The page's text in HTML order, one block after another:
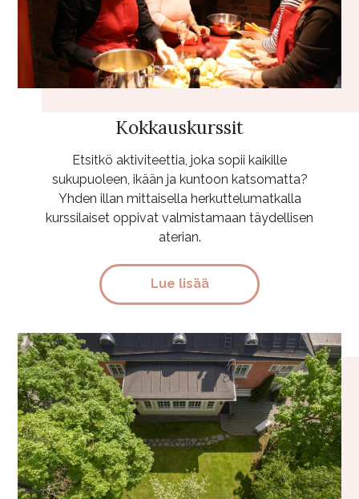
Kokkauskurssit
Etsitkö aktiviteettia, joka sopii kaikille
sukupuoleen, ikään ja kuntoon katsomatta?
Yhden illan mittaisella herkuttelumatkalla
kurssilaiset oppivat valmistamaan täydellisen
aterian.
Lue lisää